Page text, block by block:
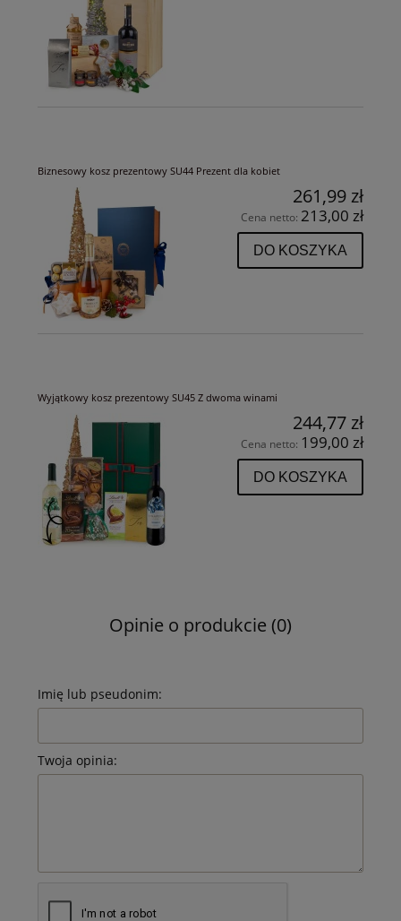
Biznesowy kosz prezentowy SU44 Prezent dla kobiet
261,99 zł
Cena netto: 213,00 zł
DO KOSZYKA
Wyjątkowy kosz prezentowy SU45 Z dwoma winami
244,77 zł
Cena netto: 199,00 zł
DO KOSZYKA
Opinie o produkcie (0)
Imię lub pseudonim:
Twoja opinia: